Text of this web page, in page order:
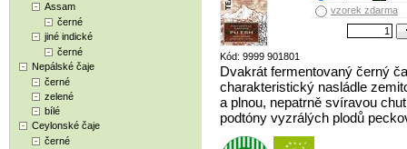
Assam
černé
jiné indické
černé
Nepálské čaje
černé
zelené
bílé
Ceylonské čaje
černé
Kód: 9999 901801
vzorek zdarma
Dvakrát fermentovaný černý
charakteristický nasládle
a plnou, nepatrně svíravou
podtóny vyzrálých plodů